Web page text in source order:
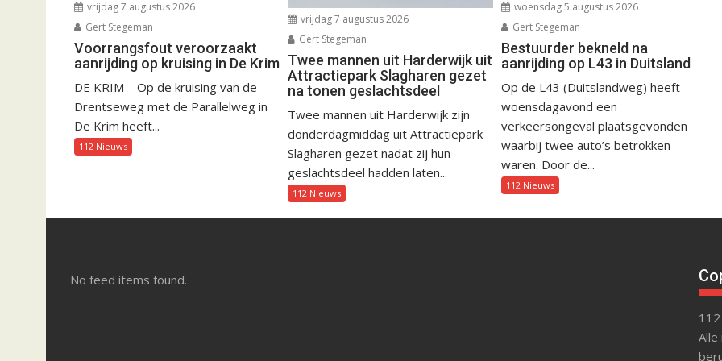
vrijdag 7 augustus 2026
Gert Stegeman
Voorrangsfout veroorzaakt
aanrijding op kruising in De Krim
DE KRIM – Op de kruising van de
Drentseweg met de Parallelweg in
De Krim heeft...
112 Nieuws
vrijdag 7 augustus 2026
Gert Stegeman
Twee mannen uit Harderwijk uit
Attractiepark Slagharen gezet
na tonen geslachtsdeel
Twee mannen uit Harderwijk zijn
donderdagmiddag uit Attractiepark
Slagharen gezet nadat zij hun
geslachtsdeel hadden laten...
112 Nieuws
woensdag 5 augustus 2026
Gert Stegeman
Bestuurder bekneld na
aanrijding op L43 in Duitsland
Op de L43 (Duitslandweg) heeft
woensdagavond een
verkeersongeval plaatsgevonden
waarbij twee auto’s betrokken
waren. Door de...
112 Nieuws
No feed items found.